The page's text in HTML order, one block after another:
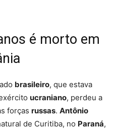
é morto em
brasileiro, que estava
ucraniano, perdeu a
forças russas. Antônio
de Curitiba, no Paraná,